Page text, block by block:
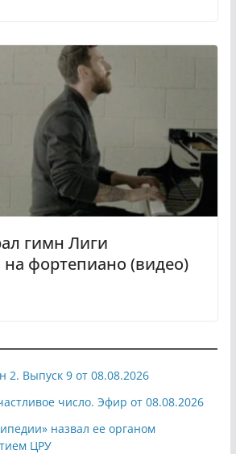
гимн Лиги
фортепиано (видео)
2. Выпуск 9 от 08.08.2026
число. Эфир от 08.08.2026
назвал ее органом
ЦРУ